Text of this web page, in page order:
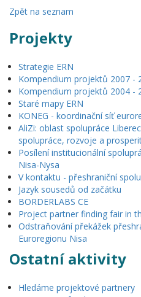
Zpět na seznam
Projekty
Strategie ERN
Kompendium projektů 2007 -
Kompendium projektů 2004 -
Staré mapy ERN
KONEG - koordinační síť
AliZi: oblast spolupráce
spolupráce, rozvoje a
Posílení institucionální
Nisa-Nysa
V kontaktu - přeshraniční
Jazyk sousedů od začátku
BORDERLABS CE
Project partner finding fair in
Odstraňování překážek
Euroregionu Nisa
Ostatní aktivity
Hledáme projektové partnery